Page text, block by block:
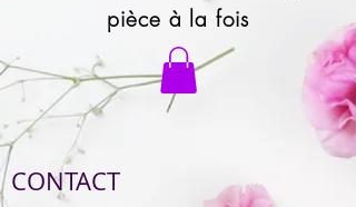
pièce à la fois
CONTACT